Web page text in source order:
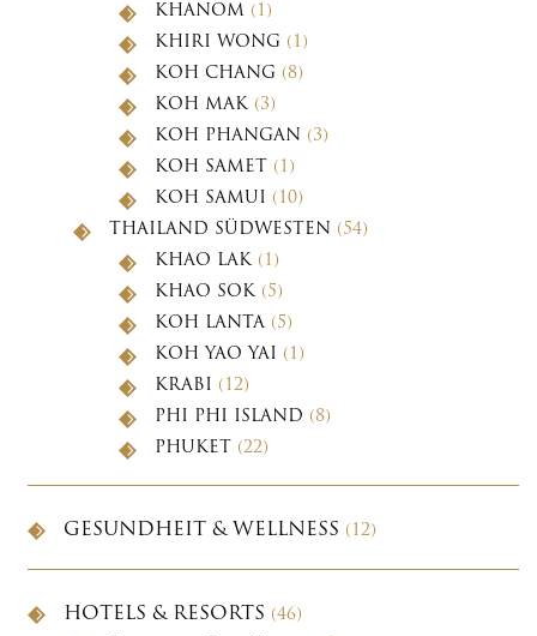
KHANOM (1)
KHIRI WONG (1)
KOH CHANG (8)
KOH MAK(3)
KOH PHANGAN (3)
KOH SAMET (1)
KOH SAMUI (10)
THAILAND SÜDWESTEN (54)
KHAO LAK(1)
KHAO SOK(5)
KOH LANTA (5)
KOH YAO YAI (1)
KRABI (12)
PHI PHI ISLAND (8)
PHUKET (22)
GESUNDHEIT & WELLNESS (12)
HOTELS & RESORTS (46)